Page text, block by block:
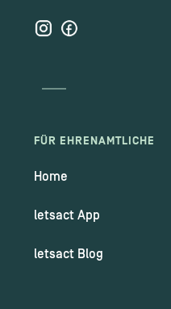
FÜR EHRENAMTLICHE
Home
letsact App
letsact Blog